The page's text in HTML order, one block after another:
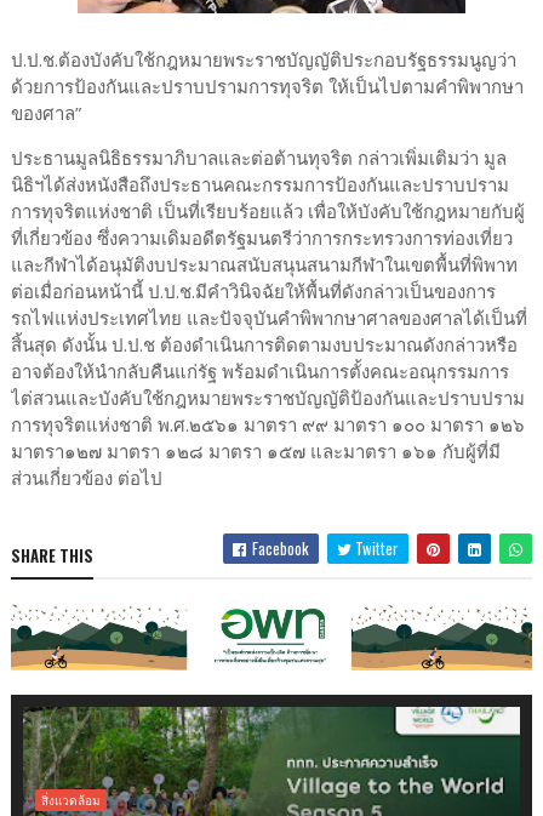
ป.ป.ช.ต้องบังคับใช้กฎหมายพระราชบัญญัติประกอบรัฐธรรมนูญว่า
ด้วยการป้องกันและปราบปรามการทุจริต ให้เป็นไปตามคำพิพากษา
ของศาล”
ประธานมูลนิธิธรรมาภิบาลและต่อต้านทุจริต กล่าวเพิ่มเติมว่า มูล
นิธิฯได้ส่งหนังสือถึงประธานคณะกรรมการป้องกันและปราบปราม
การทุจริตแห่งชาติ เป็นที่เรียบร้อยแล้ว เพื่อให้บังคับใช้กฎหมายกับผู้
ที่เกี่ยวข้อง ซึ่งความเดิมอดีตรัฐมนตรีว่าการกระทรวงการท่องเที่ยว
และกีฬาได้อนุมัติงบประมาณสนับสนุนสนามกีฬาในเขตพื้นที่พิพาท
ต่อเมื่อก่อนหน้านี้ ป.ป.ช.มีคำวินิจฉัยให้พื้นที่ดังกล่าวเป็นของการ
รถไฟแห่งประเทศไทย และปัจจุบันคำพิพากษาศาลของศาลได้เป็นที่
สิ้นสุด ดังนั้น ป.ป.ช ต้องดำเนินการติดตามงบประมาณดังกล่าวหรือ
อาจต้องให้นำกลับคืนแก่รัฐ พร้อมดำเนินการตั้งคณะอณุกรรมการ
ไต่สวนและบังคับใช้กฎหมายพระราชบัญญัติป้องกันและปราบปราม
การทุจริตแห่งชาติ พ.ศ.๒๕๖๑ มาตรา ๙๙ มาตรา ๑๐๐ มาตรา ๑๒๖
มาตรา๑๒๗ มาตรา ๑๒๘ มาตรา ๑๕๗ และมาตรา ๑๖๑ กับผู้ที่มี
ส่วนเกี่ยวข้อง ต่อไป
SHARE THIS Facebook Twitter
สิ่งแวดล้อม